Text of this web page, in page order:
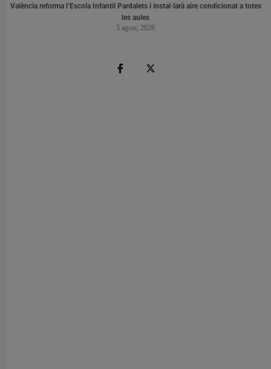
València reforma l’Escola Infantil Pardalets i instal·larà aire condicionat a totes
les aules
5 agost, 2026